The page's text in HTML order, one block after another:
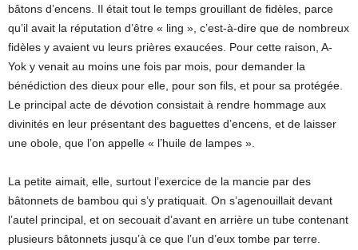
bâtons d’encens. Il était tout le temps grouillant de fidèles, parce
qu’il avait la réputation d’être « ling », c’est-à-dire que de nombreux
fidèles y avaient vu leurs prières exaucées. Pour cette raison, A-
Yok y venait au moins une fois par mois, pour demander la
bénédiction des dieux pour elle, pour son fils, et pour sa protégée.
Le principal acte de dévotion consistait à rendre hommage aux
divinités en leur présentant des baguettes d’encens, et de laisser
une obole, que l’on appelle « l’huile de lampes ».
La petite aimait, elle, surtout l’exercice de la mancie par des
bâtonnets de bambou qui s’y pratiquait. On s’agenouillait devant
l’autel principal, et on secouait d’avant en arrière un tube contenant
plusieurs bâtonnets jusqu’à ce que l’un d’eux tombe par terre.